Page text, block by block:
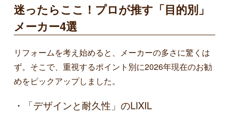
迷ったらここ！プロが推す「目的別」
メーカー4選
リフォームを考え始めると、メーカーの多さに驚くは
ず。そこで、重視するポイント別に2026年現在のお勧
めをピックアップしました。
・「デザインと耐久性」のLIXIL